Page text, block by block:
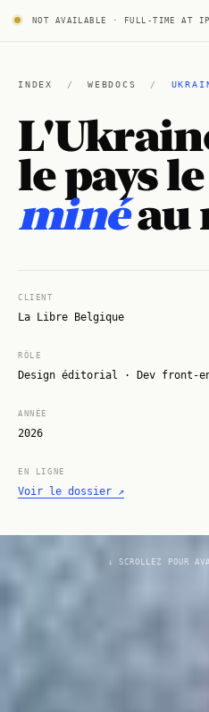
NOT AVAILABLE · FULL-TIME AT
INDEX / WEBDOCS /
le pays
minéau
CLIENT
La Libre Belgique
RÔLE
Design éditorial · Dev front-
ANNÉE
2026
EN LIGNE
Voir le dossier ↗
↓ SCROLLEZ POUR